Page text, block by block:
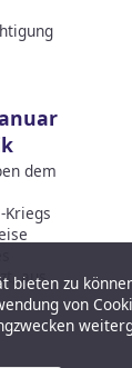
dem
aus
zu
von